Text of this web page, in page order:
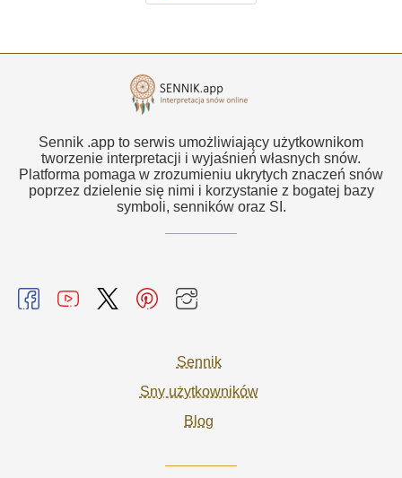
Sennik .app to serwis umożliwiający użytkownikom
tworzenie interpretacji i wyjaśnień własnych snów.
Platforma pomaga w zrozumieniu ukrytych znaczeń snów
poprzez dzielenie się nimi i korzystanie z bogatej bazy
symboli, senników oraz SI.
Sennik
Sny użytkowników
Blog